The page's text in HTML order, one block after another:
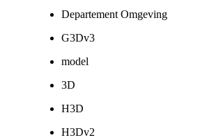
Departement Omgeving
G3Dv3
model
3D
H3D
H3Dv2